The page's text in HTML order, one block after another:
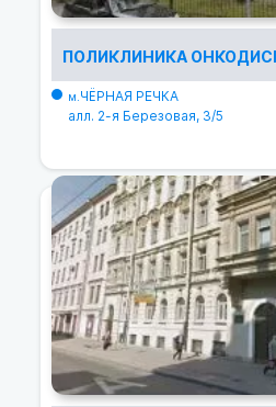
ПОЛИКЛИНИКА
м.ЧЁРНАЯ РЕЧКА
алл. 2-я Березовая, 3/5